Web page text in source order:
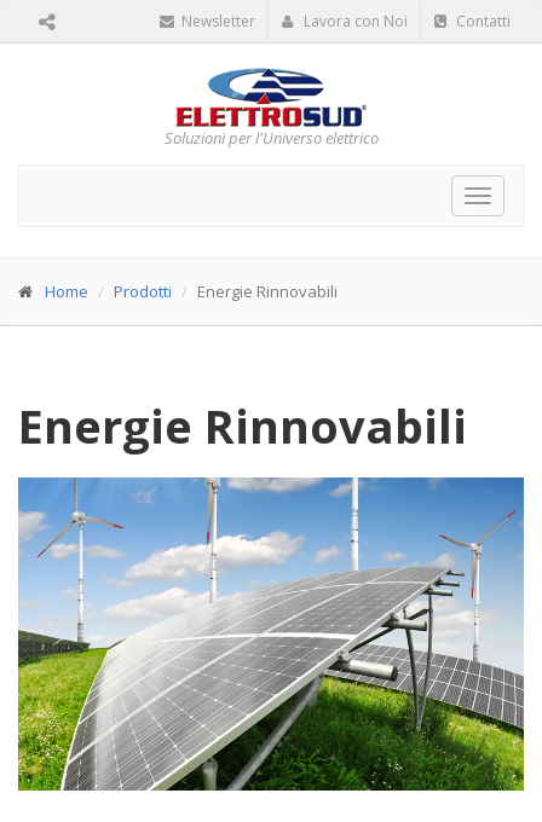
Newsletter Lavora con Noi Contatti
Soluzioni per l'Universo elettrico
Toggle
Home Prodotti Energie Rinnovabili
Energie Rinnovabili